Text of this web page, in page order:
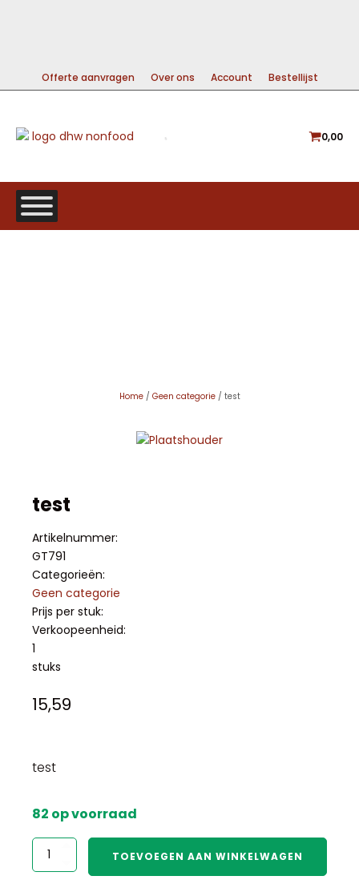
Offerte aanvragen Over ons Account Bestellijst
0,00
Home/ Geen categorie/ test
test
Artikelnummer:
GT791
Categorieën:
Geen categorie
Prijs per stuk:
Verkoopeenheid:
1
stuks
15,59
test
82 op voorraad
test
aantal
TOEVOEGEN AAN WINKELWAGEN